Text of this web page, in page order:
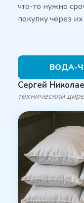
что-то нужно
покупку через
ВОДА-
Сергей
технический